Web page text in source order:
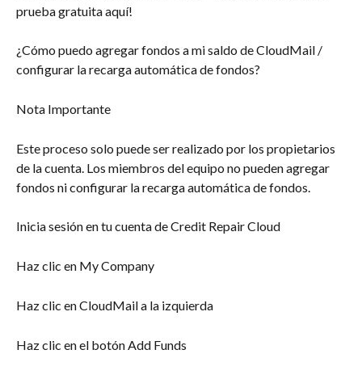
prueba gratuita aquí!
¿Cómo puedo agregar fondos a mi saldo de CloudMail /
configurar la recarga automática de fondos?
Nota Importante
Este proceso solo puede ser realizado por los propietarios
de la cuenta. Los miembros del equipo no pueden agregar
fondos ni configurar la recarga automática de fondos.
Inicia sesión en tu cuenta de Credit Repair Cloud
Haz clic en My Company
Haz clic en CloudMail a la izquierda
Haz clic en el botón Add Funds